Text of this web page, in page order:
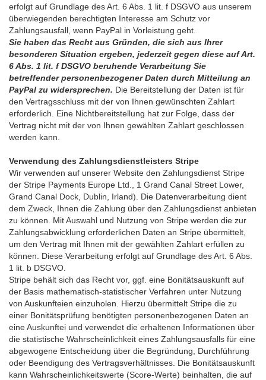
erfolgt auf Grundlage des Art. 6 Abs. 1 lit. f DSGVO aus unserem
überwiegenden berechtigten Interesse am Schutz vor
Zahlungsausfall, wenn PayPal in Vorleistung geht.
Sie haben das Recht aus Gründen, die sich aus Ihrer
besonderen Situation ergeben, jederzeit gegen diese auf Art.
6 Abs. 1 lit. f DSGVO beruhende Verarbeitung Sie
betreffender personenbezogener Daten durch Mitteilung an
PayPal zu widersprechen. Die Bereitstellung der Daten ist für
den Vertragsschluss mit der von Ihnen gewünschten Zahlart
erforderlich. Eine Nichtbereitstellung hat zur Folge, dass der
Vertrag nicht mit der von Ihnen gewählten Zahlart geschlossen
werden kann.
Verwendung des Zahlungsdienstleisters Stripe
Wir verwenden auf unserer Website den Zahlungsdienst Stripe
der Stripe Payments Europe Ltd., 1 Grand Canal Street Lower,
Grand Canal Dock, Dublin, Irland). Die Datenverarbeitung dient
dem Zweck, Ihnen die Zahlung über den Zahlungsdienst anbieten
zu können. Mit Auswahl und Nutzung von Stripe werden die zur
Zahlungsabwicklung erforderlichen Daten an Stripe übermittelt,
um den Vertrag mit Ihnen mit der gewählten Zahlart erfüllen zu
können. Diese Verarbeitung erfolgt auf Grundlage des Art. 6 Abs.
1 lit. b DSGVO.
Stripe behält sich das Recht vor, ggf. eine Bonitätsauskunft auf
der Basis mathematisch-statistischer Verfahren unter Nutzung
von Auskunfteien einzuholen. Hierzu übermittelt Stripe die zu
einer Bonitätsprüfung benötigten personenbezogenen Daten an
eine Auskunftei und verwendet die erhaltenen Informationen über
die statistische Wahrscheinlichkeit eines Zahlungsausfalls für eine
abgewogene Entscheidung über die Begründung, Durchführung
oder Beendigung des Vertragsverhältnisses. Die Bonitätsauskunft
kann Wahrscheinlichkeitswerte (Score-Werte) beinhalten, die auf